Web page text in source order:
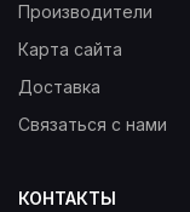
Производители
Карта сайта
Доставка
Связаться с нами
КОНТАКТЫ